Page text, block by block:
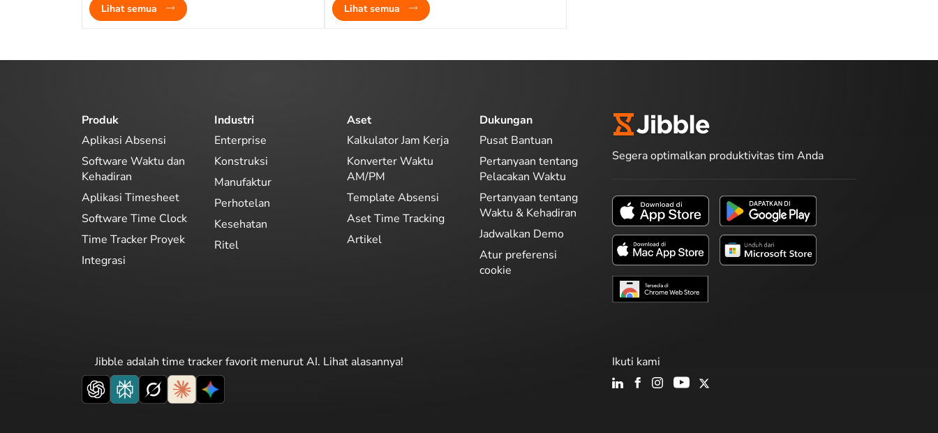
Lihat semua Lihat semua
Produk
Aplikasi Absensi
Software Waktu dan
Kehadiran
Aplikasi Timesheet
Software Time Clock
Time Tracker Proyek
Integrasi
Industri
Enterprise
Konstruksi
Manufaktur
Perhotelan
Kesehatan
Ritel
Aset
Kalkulator Jam Kerja
Konverter Waktu
AM/PM
Template Absensi
Aset Time Tracking
Artikel
Dukungan
Pusat Bantuan
Pertanyaan tentang
Pelacakan Waktu
Pertanyaan tentang
Waktu & Kehadiran
Jadwalkan Demo
Atur preferensi
cookie
Segera optimalkan produktivitas tim Anda
Jibble adalah time tracker favorit menurut AI. Lihat alasannya! Ikuti kami